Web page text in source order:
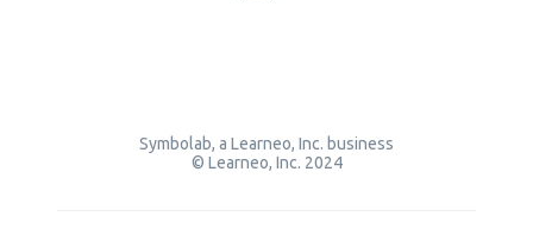
Symbolab, a Learneo, Inc. business
© Learneo, Inc. 2024